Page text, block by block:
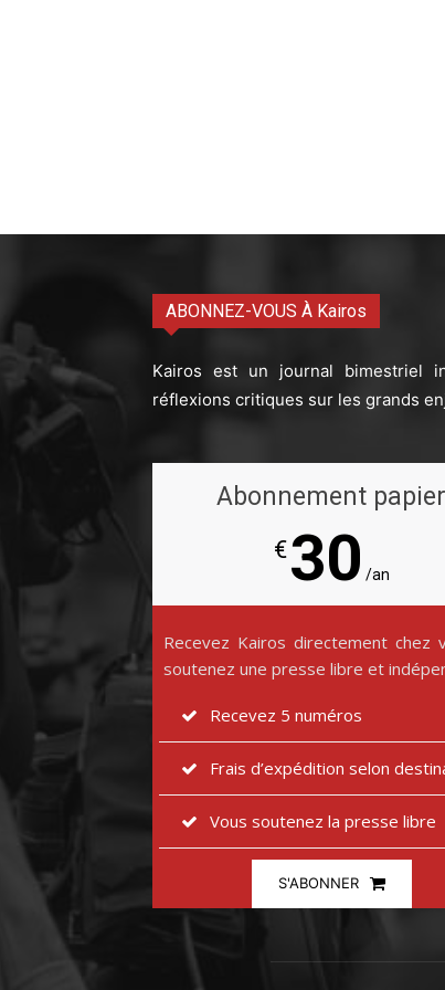
ABONNEZ-VOUS À Kairos
Kairos est un journal bimestriel
réflexions critiques sur les grands
Abonnement papier
€30 /an
Recevez Kairos directement chez
soutenez une presse libre et
Recevez 5 numéros
Frais d’expédition selon
Vous soutenez la presse libre
S'ABONNER